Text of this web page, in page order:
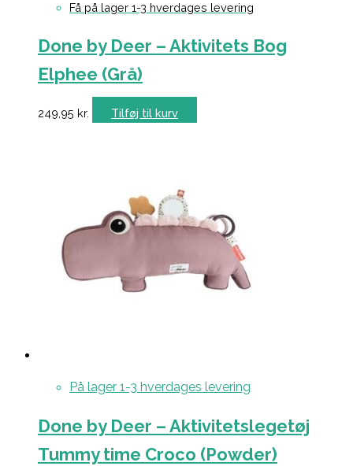
Få på lager 1-3 hverdages levering
Done by Deer – Aktivitets Bog
Elphee (Grå)
249,95 kr. Tilføj til kurv
På lager 1-3 hverdages levering
Done by Deer – Aktivitetslegetøj
Tummy time Croco (Powder)